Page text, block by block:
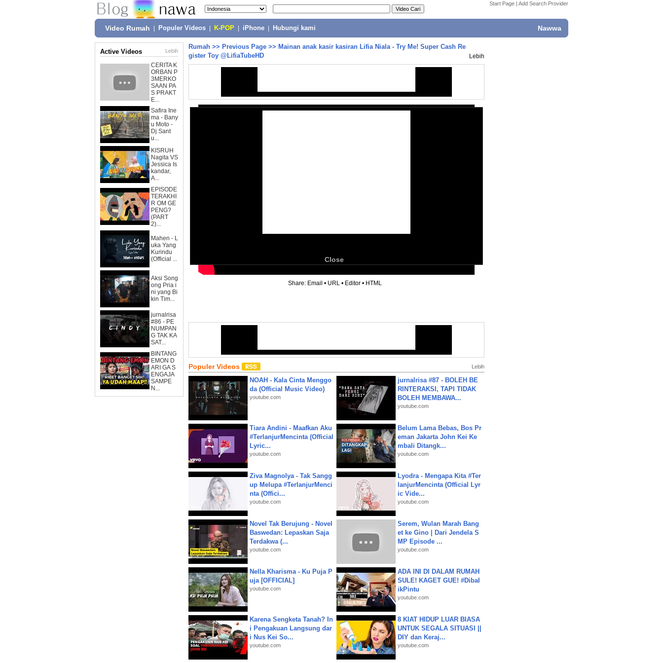
Start Page | Add Search Provider
Video Rumah Populer Videos K-POP iPhone Hubungi kami Nawwa
Active Videos Lebih
CERITA K
ORBAN P
3MERKO
SAAN PA
S PRAKT
E...
Safira Ine
ma - Bany
u Moto -
Dj Sant
u...
KISRUH
Nagita VS
Jessica Is
kandar,
A...
EPISODE
TERAKHI
R OM GE
PENG?
(PART
2)...
Mahen - L
uka Yang
Kurindu
(Official ...
Aksi Song
ong Pria i
ni yang Bi
kin Tim...
jurnalrisa
#86 - PE
NUMPAN
G TAK KA
SAT...
BINTANG
EMON D
ARI GA S
ENGAJA
SAMPE
N...
Rumah >> Previous Page >> Mainan anak kasir kasiran Lifia Niala - Try Me! Super Cash Re
gister Toy @LifiaTubeHD
Lebih
Close
Share: Email • URL • Editor • HTML
Populer Videos Lebih
NOAH - Kala Cinta Menggo
da (Official Music Video)
youtube.com
jurnalrisa #87 - BOLEH BE
RINTERAKSI, TAPI TIDAK
BOLEH MEMBAWA...
youtube.com
Tiara Andini - Maafkan Aku
#TerlanjurMencinta (Official
Lyric...
youtube.com
Belum Lama Bebas, Bos Pr
eman Jakarta John Kei Ke
mbali Ditangk...
youtube.com
Ziva Magnolya - Tak Sangg
up Melupa #TerlanjurMenci
nta (Offici...
youtube.com
Lyodra - Mengapa Kita #Ter
lanjurMencinta (Official Lyr
ic Vide...
youtube.com
Novel Tak Berujung - Novel
Baswedan: Lepaskan Saja
Terdakwa (...
youtube.com
Serem, Wulan Marah Bang
et ke Gino | Dari Jendela S
MP Episode ...
youtube.com
Nella Kharisma - Ku Puja P
uja [OFFICIAL]
youtube.com
ADA INI DI DALAM RUMAH
SULE! KAGET GUE! #Dibal
ikPintu
youtube.com
Karena Sengketa Tanah? In
i Pengakuan Langsung dar
i Nus Kei So...
youtube.com
8 KIAT HIDUP LUAR BIASA
UNTUK SEGALA SITUASI ||
DIY dan Keraj...
youtube.com